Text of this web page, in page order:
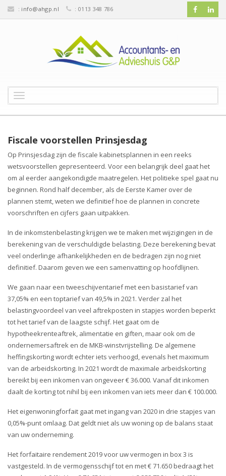
: info@ahgp.nl : 0113 348 786
o
g
l
n
a
v
i
g
t
o
n
Fiscale voorstellen Prinsjesdag
Op Prinsjesdag zijn de fiscale kabinetsplannen in een reeks
wetsvoorstellen gepresenteerd. Voor een belangrijk deel gaat het
om al eerder aangekondigde maatregelen. Het politieke spel gaat nu
beginnen. Rond half december, als de Eerste Kamer over de
plannen stemt, weten we definitief hoe de plannen in concrete
voorschriften en cijfers gaan uitpakken.
In de inkomstenbelasting krijgen we te maken met wijzigingen in de
berekening van de verschuldigde belasting. Deze berekening bevat
veel onderlinge afhankelijkheden en de bedragen zijn nog niet
definitief. Daarom geven we een samenvatting op hoofdlijnen.
We gaan naar een tweeschijventarief met een basistarief van
37,05% en een toptarief van 49,5% in 2021. Verder zal het
belastingvoordeel van veel aftrekposten in stapjes worden beperkt
tot het tarief van de laagste schijf. Het gaat om de
hypotheekrenteaftrek, alimentatie en giften, maar ook om de
ondernemersaftrek en de MKB-winstvrijstelling. De algemene
heffingskorting wordt echter iets verhoogd, evenals het maximum
van de arbeidskorting. In 2021 wordt de maximale arbeidskorting
bereikt bij een inkomen van ongeveer € 36.000. Vanaf dit inkomen
daalt de korting tot nihil bij een inkomen van iets meer dan € 100.000.
Het eigenwoningforfait gaat met ingang van 2020 in drie stapjes van
0,05%-punt omlaag. Dat geldt niet als uw woning op de balans staat
van uw onderneming.
Het forfaitaire rendement 2019 voor uw vermogen in box 3 is
vastgesteld. In de vermogensschijf tot en met € 71.650 bedraagt het